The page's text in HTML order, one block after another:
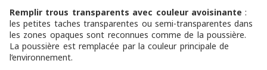
Remplir trous transparents avec couleur avoisinante :
les petites taches transparentes ou semi-transparentes dans
les zones opaques sont reconnues comme de la poussière.
La poussière est remplacée par la couleur principale de
l’environnement.